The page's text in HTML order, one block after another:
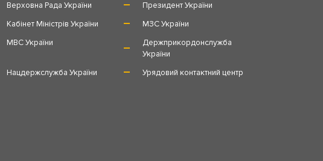
Верховна Рада України
Президент України
Кабінет Міністрів України
МЗС України
МВС України
Держприкордонслужба
України
Нацдержслужба України
Урядовий контактний центр